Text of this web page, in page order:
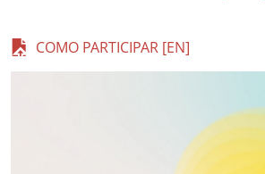
COMO PARTICIPAR [EN]